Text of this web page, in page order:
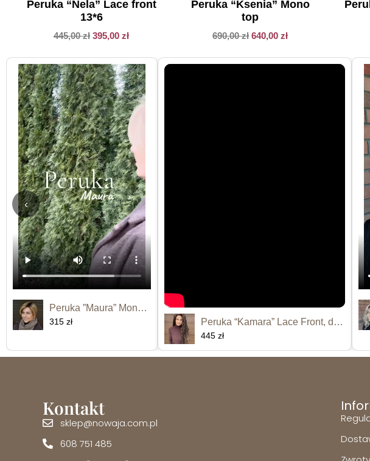
Peruka “Nela” Lace front
13*6
445,00zł 395,00 zł
Peruka “Ksenia” Mono
top
690,00zł 640,00 zł
‹
Peruka ”Maura” Monofilament
315 zł Peruka “Kamara” Lace Front, dostępna...
445 zł
Kontakt
sklep@nowaja.com.pl
608 751 485